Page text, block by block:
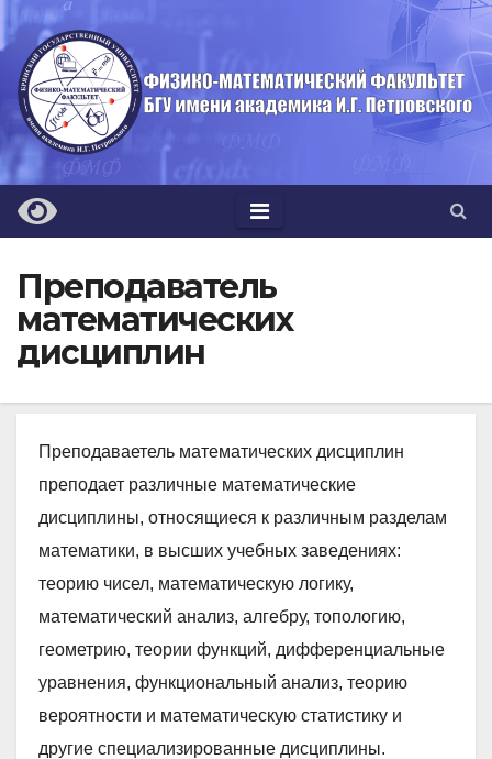
Перейти
к
содержимому
Преподаватель
математических
дисциплин
Преподаваетель математических дисциплин
преподает различные математические
дисциплины, относящиеся к различным разделам
математики, в высших учебных заведениях:
теорию чисел, математическую логику,
математический анализ, алгебру, топологию,
геометрию, теории функций, дифференциальные
уравнения, функциональный анализ, теорию
вероятности и математическую статистику и
другие специализированные дисциплины.